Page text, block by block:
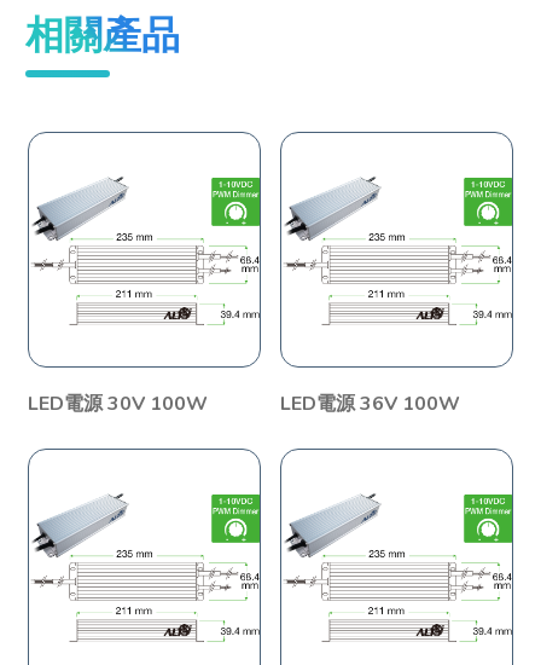
相關產品
LED電源 30V 100W LED電源 36V 100W